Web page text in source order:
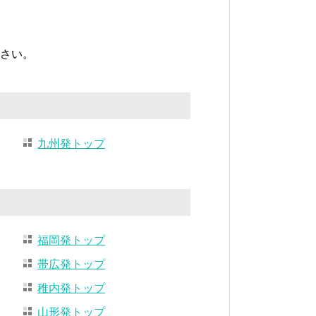
い。
九州発トップ
福岡発トップ
帯広発トップ
稚内発トップ
山形発トップ